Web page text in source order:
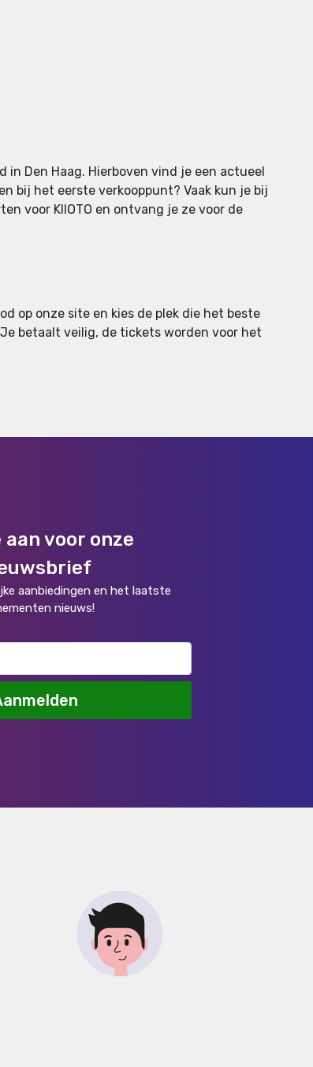
in Den Haag. Hierboven vind je een actueel
bij het eerste verkooppunt? Vaak kun je bij
voor KIIOTO en ontvang je ze voor de
op onze site en kies de plek die het beste
betaalt veilig, de tickets worden voor het
aan voor onze
aanbiedingen en het laatste
nieuws!